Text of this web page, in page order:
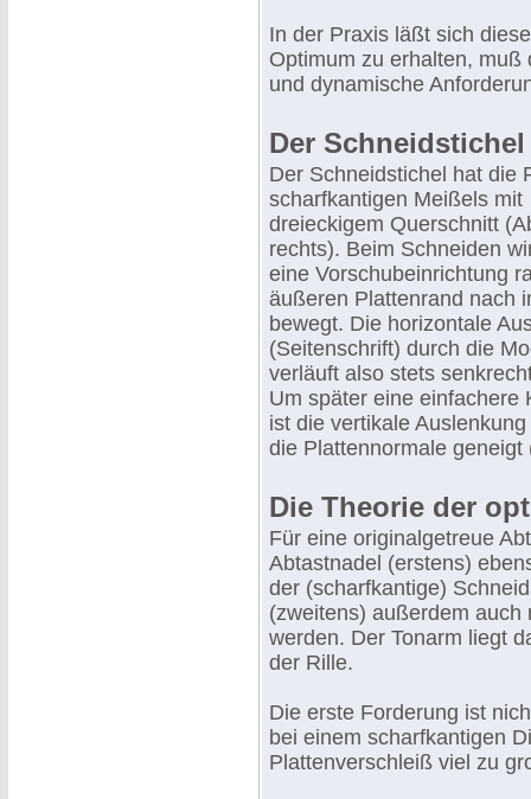
In der Praxis läßt sich
Optimum zu erhalten, muß
und dynamische
Der Schneidstichel
Der Schneidstichel hat die
scharfkantigen Meißels mit
dreieckigem Querschnitt
rechts). Beim Schneiden
eine Vorschubeinrichtung
äußeren Plattenrand nach
bewegt. Die horizontale
(Seitenschrift) durch die
verläuft also stets
Um später eine einfachere
ist die vertikale
die Plattennormale geneigt
Die Theorie der
Für eine originalgetreue
Abtastnadel (erstens)
der (scharfkantige)
(zweitens) außerdem auch
werden. Der Tonarm liegt
der Rille.
Die erste Forderung ist
bei einem scharfkantigen
Plattenverschleiß viel zu